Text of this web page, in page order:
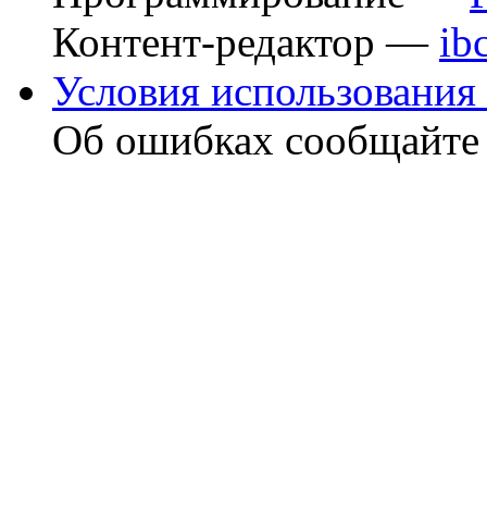
Контент-редактор —
Условия использования
Об ошибках